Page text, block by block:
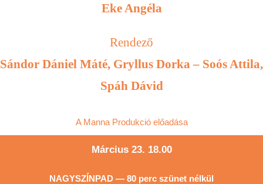
Eke Angéla
Rendező
Sándor Dániel Máté, Gryllus Dorka – Soós Attila,
Spáh Dávid
A Manna Produkció előadása
Március 23. 18.00
NAGYSZÍNPAD — 80 perc szünet nélkül